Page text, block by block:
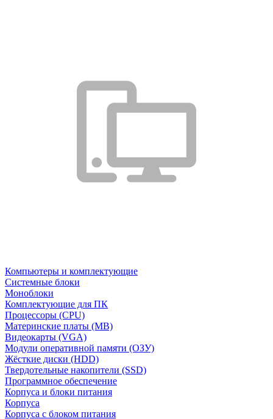
Компьютеры и комплектующие
Системные блоки
Моноблоки
Комплектующие для ПК
Процессоры (CPU)
Материнские платы (MB)
Видеокарты (VGA)
Модули оперативной памяти (ОЗУ)
Жёсткие диски (HDD)
Твердотельные накопители (SSD)
Программное обеспечение
Корпуса и блоки питания
Корпуса
Корпуса с блоком питания